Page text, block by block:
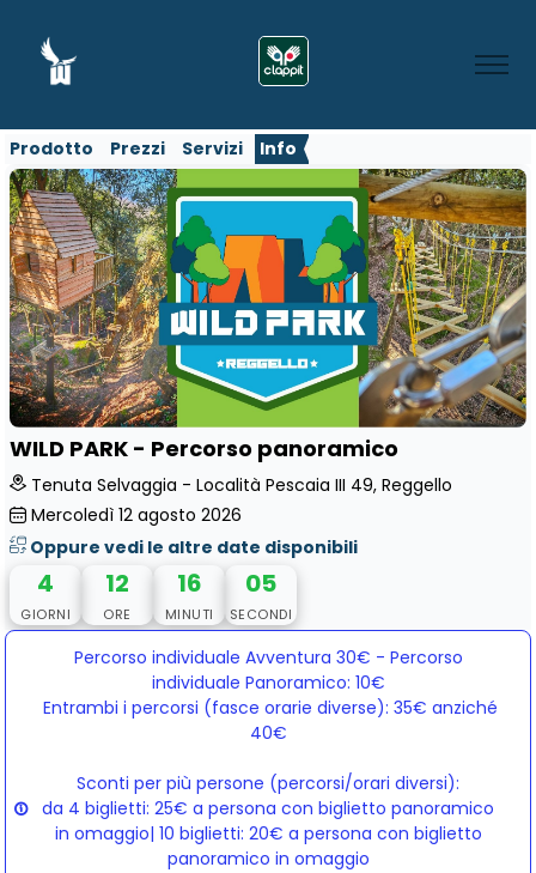
Prodotto Prezzi Servizi Info
WILD PARK - Percorso panoramico
Tenuta Selvaggia - Località Pescaia III 49, Reggello
Mercoledì 12 agosto 2026
Oppure vedi le altre date disponibili
4
GIORNI
12
ORE
16
MINUTI
05
SECONDI
Percorso individuale Avventura 30€ - Percorso
individuale Panoramico: 10€
Entrambi i percorsi (fasce orarie diverse): 35€ anziché
40€
Sconti per più persone (percorsi/orari diversi):
da 4 biglietti: 25€ a persona con biglietto panoramico
in omaggio| 10 biglietti: 20€ a persona con biglietto
panoramico in omaggio